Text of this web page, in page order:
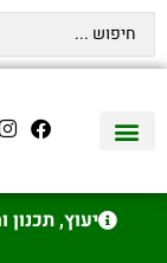
יעוץ, תכנון